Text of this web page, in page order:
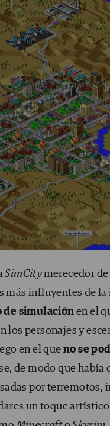
SimCitymerecedor de
más influyentes de
de simulación en el
los personajes y
en el que no se
de modo que había
por terremotos,
un toque